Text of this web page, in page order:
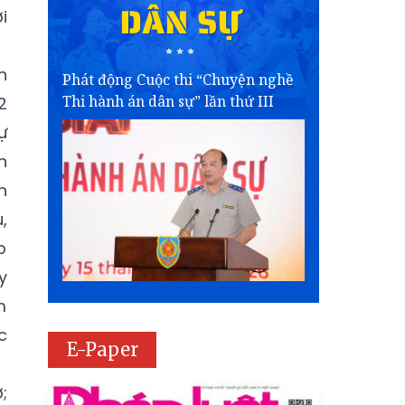
Phát động Cuộc thi “Chuyện nghề
Thi hành án dân sự” lần thứ III
E-Paper